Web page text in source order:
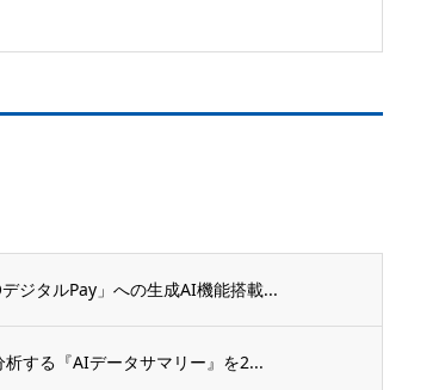
ジタルPay」への生成AI機能搭載...
析する『AIデータサマリー』を2...